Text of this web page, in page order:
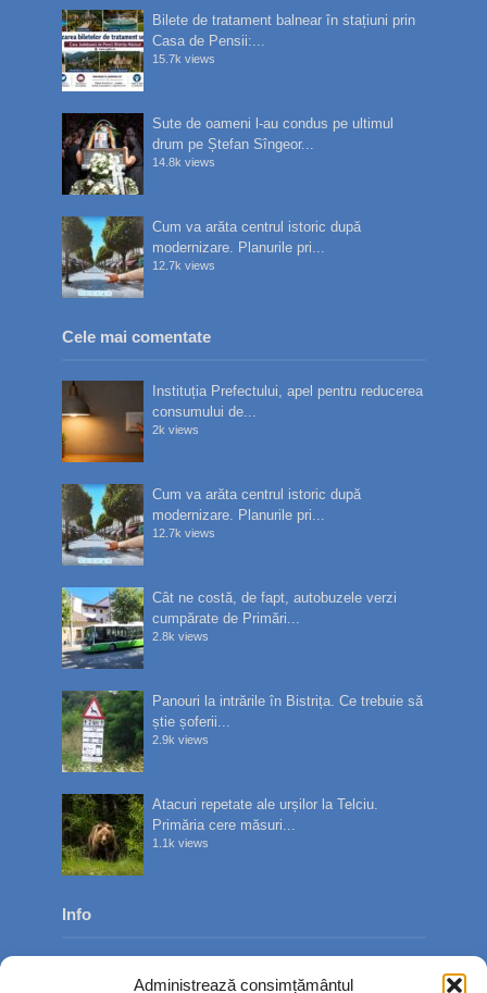
Administrează consimțământul
Bilete de tratament balnear în stațiuni prin
Casa de Pensii:...
15.7k views
Sute de oameni l-au condus pe ultimul
drum pe Ștefan Sîngeor...
14.8k views
Cum va arăta centrul istoric după
modernizare. Planurile pri...
12.7k views
Cele mai comentate
Instituția Prefectului, apel pentru reducerea
consumului de...
2k views
Cum va arăta centrul istoric după
modernizare. Planurile pri...
12.7k views
Cât ne costă, de fapt, autobuzele verzi
cumpărate de Primări...
2.8k views
Panouri la intrările în Bistrița. Ce trebuie să
știe șoferii...
2.9k views
Atacuri repetate ale urșilor la Telciu.
Primăria cere măsuri...
1.1k views
Info